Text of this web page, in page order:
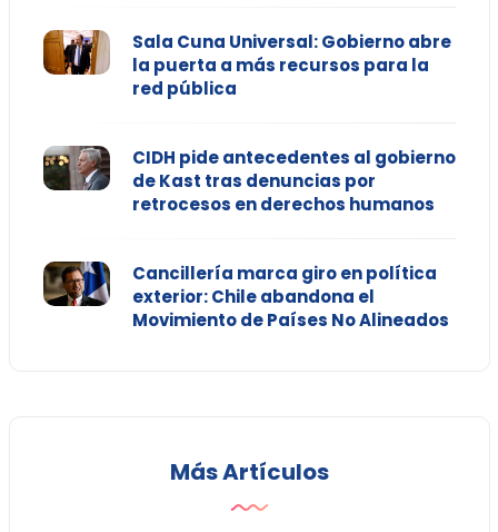
Sala Cuna Universal: Gobierno abre
la puerta a más recursos para la
red pública
CIDH pide antecedentes al gobierno
de Kast tras denuncias por
retrocesos en derechos humanos
Cancillería marca giro en política
exterior: Chile abandona el
Movimiento de Países No Alineados
Más Artículos